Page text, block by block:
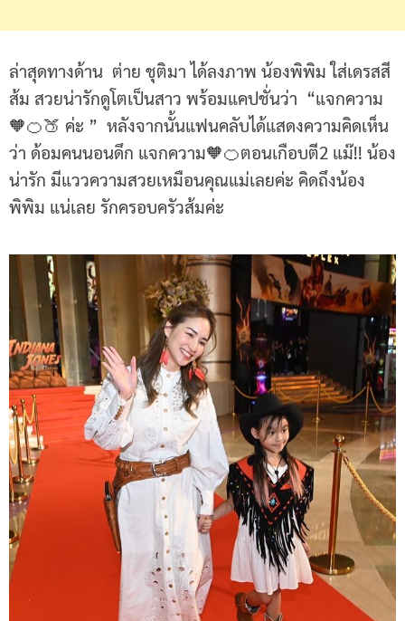
ล่าสุดทางด้าน ต่าย ชุติมา ได้ลงภาพ น้องพิพิม ใส่เดรสสี
ส้ม สวยน่ารักดูโตเป็นสาว พร้อมแคปชั่นว่า “แจกความ
🧡🍊🍑 ค่ะ ” หลังจากนั้นแฟนคลับได้แสดงความคิดเห็น
ว่า ด้อมคนนอนดึก แจกความ🧡🍊ตอนเกือบตี2 แม๊!! น้อง
น่ารัก มีแววความสวยเหมือนคุณแม่เลยค่ะ คิดถึงน้อง
พิพิม แน่เลย รักครอบครัวส้มค่ะ